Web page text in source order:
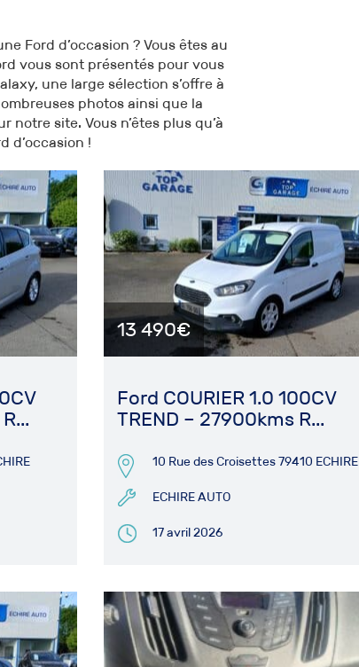
Ford d’occasion ? Vous êtes au
vous sont présentés pour vous
une large sélection s’offre à
photos ainsi que la
site. Vous n’êtes plus qu’à
d’occasion !
13 490€
Ford COURIER 1.0 100CV
TREND – 27900kms R...
10 Rue des Croisettes 79410 ECHIRE
ECHIRE AUTO
17 avril 2026